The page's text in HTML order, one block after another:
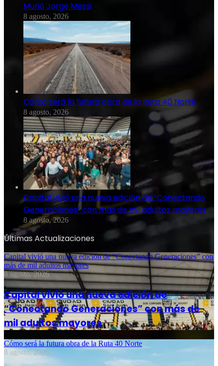
Murió Jorge Messi
8 agosto, 2026
Cómo será la futura obra de la Ruta 40 Norte
8 agosto, 2026
Capital vivió una nueva edición de “Conectando
Generaciones” con más de mil adultos mayores
8 agosto, 2026
Últimas Actualizaciones
Capital vivió una nueva edición de “Conectando Generaciones” con
más de mil adultos mayores
8 agosto, 2026
Capital vivió una nueva edición de
“Conectando Generaciones” con más de
mil adultos mayores
Cómo será la futura obra de la Ruta 40 Norte
8 agosto, 2026